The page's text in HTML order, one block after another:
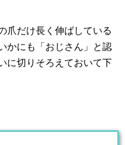
爪だけ長く伸ばしている
かにも「おじさん」と認
に切りそろえておいて下